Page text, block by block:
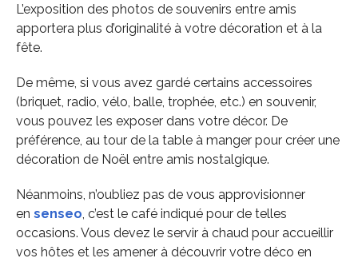
L’exposition des photos de souvenirs entre amis
apportera plus d’originalité à votre décoration et à la
fête.
De même, si vous avez gardé certains accessoires
(briquet, radio, vélo, balle, trophée, etc.) en souvenir,
vous pouvez les exposer dans votre décor. De
préférence, au tour de la table à manger pour créer une
décoration de Noël entre amis nostalgique.
Néanmoins, n’oubliez pas de vous approvisionner
en senseo , c’est le café indiqué pour de telles
occasions. Vous devez le servir à chaud pour accueillir
vos hôtes et les amener à découvrir votre déco en